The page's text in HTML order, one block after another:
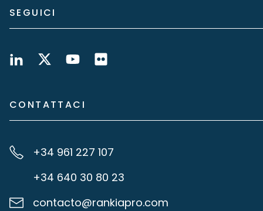
SEGUICI
CONTATTACI
+34 961 227 107
+34 640 30 80 23
contacto@rankiapro.com